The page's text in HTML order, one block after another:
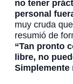
no tener
personal
muy cruda
resumió de
“Tan pronto
libre, no
Simplemente